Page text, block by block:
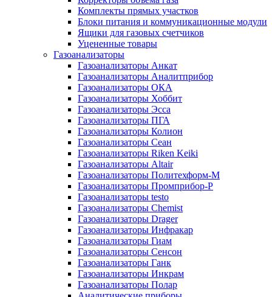
Комплекты прямых участков
Блоки питания и коммуникационные модули
Ящики для газовых счетчиков
Уцененные товары
Газоанализаторы
Газоанализаторы Анкат
Газоанализаторы Аналитприбор
Газоанализаторы ОКА
Газоанализаторы Хоббит
Газоанализаторы Эсса
Газоанализаторы ПГА
Газоанализаторы Колион
Газоанализаторы Сеан
Газоанализаторы Riken Keiki
Газоанализаторы Altair
Газоанализаторы Политехформ-М
Газоанализаторы Промприбор-Р
Газоанализаторы testo
Газоанализаторы Chemist
Газоанализаторы Drager
Газоанализаторы Инфракар
Газоанализаторы Гиам
Газоанализаторы Сенсон
Газоанализаторы Ганк
Газоанализаторы Инкрам
Газоанализаторы Полар